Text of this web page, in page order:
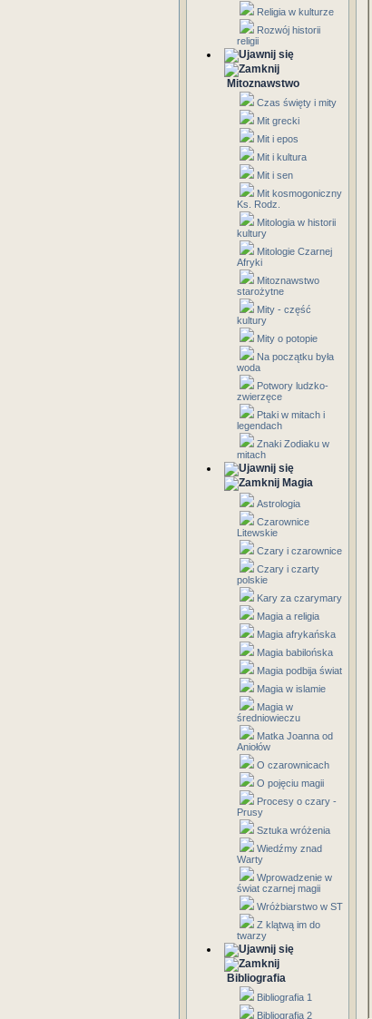
Religia w kulturze
Rozwój historii
religii
Mitoznawstwo
Czas święty i mity
Mit grecki
Mit i epos
Mit i kultura
Mit i sen
Mit kosmogoniczny
Ks. Rodz.
Mitologia w historii
kultury
Mitologie Czarnej
Afryki
Mitoznawstwo
starożytne
Mity - część
kultury
Mity o potopie
Na początku była
woda
Potwory ludzko-
zwierzęce
Ptaki w mitach i
legendach
Znaki Zodiaku w
mitach
Magia
Astrologia
Czarownice
Litewskie
Czary i czarownice
Czary i czarty
polskie
Kary za czarymary
Magia a religia
Magia afrykańska
Magia babilońska
Magia podbija świat
Magia w islamie
Magia w
średniowieczu
Matka Joanna od
Aniołów
O czarownicach
O pojęciu magii
Procesy o czary -
Prusy
Sztuka wróżenia
Wiedźmy znad
Warty
Wprowadzenie w
świat czarnej magii
Wróżbiarstwo w ST
Z klątwą im do
twarzy
Bibliografia
Bibliografia 1
Bibliografia 2